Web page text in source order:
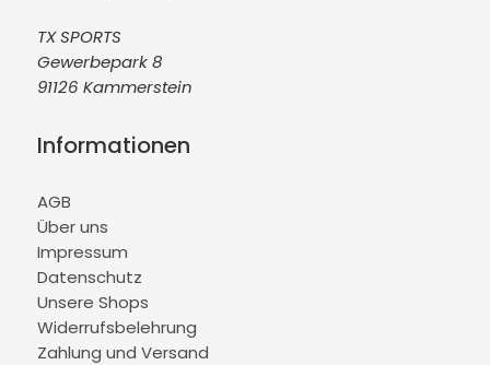
TX SPORTS
Gewerbepark 8
91126 Kammerstein
Informationen
AGB
Über uns
Impressum
Datenschutz
Unsere Shops
Widerrufsbelehrung
Zahlung und Versand